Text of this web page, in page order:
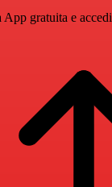
App gratuita e